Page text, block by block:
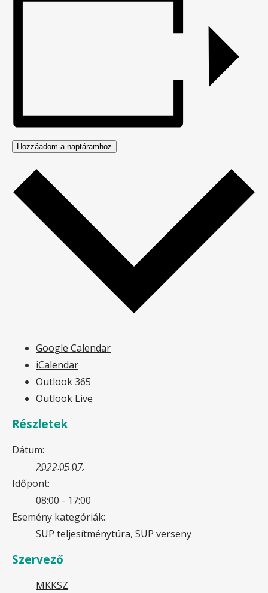
Hozzáadom a naptáramhoz
Google Calendar
iCalendar
Outlook 365
Outlook Live
Részletek
Dátum:
2022.05.07.
Időpont:
08:00 - 17:00
Esemény kategóriák:
SUP teljesítménytúra, SUP verseny
Szervező
MKKSZ